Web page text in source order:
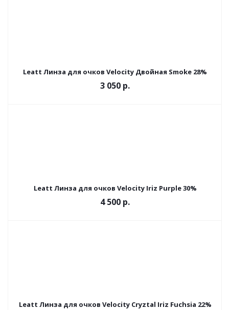
Leatt Линза для очков Velocity Двойная Smoke 28%
3 050 р.
Leatt Линза для очков Velocity Iriz Purple 30%
4 500 р.
Leatt Линза для очков Velocity Cryztal Iriz Fuchsia 22%